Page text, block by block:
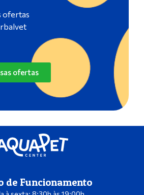
ofertas
ofertas
de Funcionamento